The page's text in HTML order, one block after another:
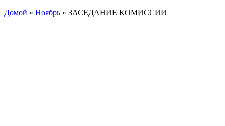
Домой » Ноябрь » ЗАСЕДАНИЕ КОМИССИИ